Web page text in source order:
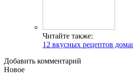
Читайте также:
12 вкусных рецептов
Добавить комментарий
Новое